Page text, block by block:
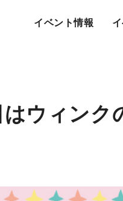
イベント情報
ウィンク